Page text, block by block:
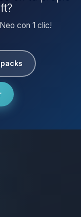
con 1 clic!